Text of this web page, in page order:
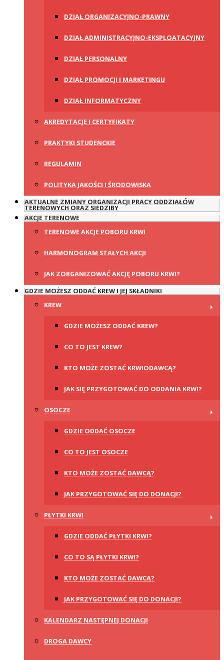
DZIAŁ ORGANIZACYJNO-PRAWNY
DZIAŁ ADMINISTRACYJNO-EKSPLOATACYJNY
DZIAŁ PERSONALNY
DZIAŁ PROMOCJI I MARKETINGU
DZIAŁ INFORMATYCZNY
AKREDYTACJE I CERTYFIKATY
PRAKTYKI STUDENCKIE
REGULAMIN
POLITYKA JAKOŚCI I ŚRODOWISKA
AKTUALNE ZMIANY ORGANIZACJI PRACY ODDZIAŁÓW
TERENOWYCH ORAZ SIEDZIBY
AKCJE TERENOWE
TERENOWE AKCJE POBORU KRWI
HARMONOGRAM STAŁYCH AKCJI
JAK ZORGANIZOWAĆ AKCJĘ POBORU KRWI?
GDZIE MOŻESZ ODDAĆ KREW I JEJ SKŁADNIKI
KREW
GDZIE MOŻESZ ODDAĆ KREW?
CO TO JEST KREW?
KTO MOŻE ZOSTAĆ KRWIODAWCĄ?
JAK SIĘ PRZYGOTOWAĆ DO ODDANIA KRWI?
OSOCZE
GDZIE ODDAĆ OSOCZE
CO TO JEST OSOCZE
KTO MOŻE ZOSTAĆ DAWCĄ?
JAK PRZYGOTOWAĆ SIĘ DO DONACJI?
PŁYTKI KRWI
GDZIE ODDAĆ PŁYTKI KRWI?
CO TO SĄ PŁYTKI KRWI?
KTO MOŻE ZOSTAĆ DAWCĄ?
JAK PRZYGOTOWAĆ SIĘ DO DONACJI?
KALENDARZ NASTĘPNEJ DONACJI
DROGA DAWCY